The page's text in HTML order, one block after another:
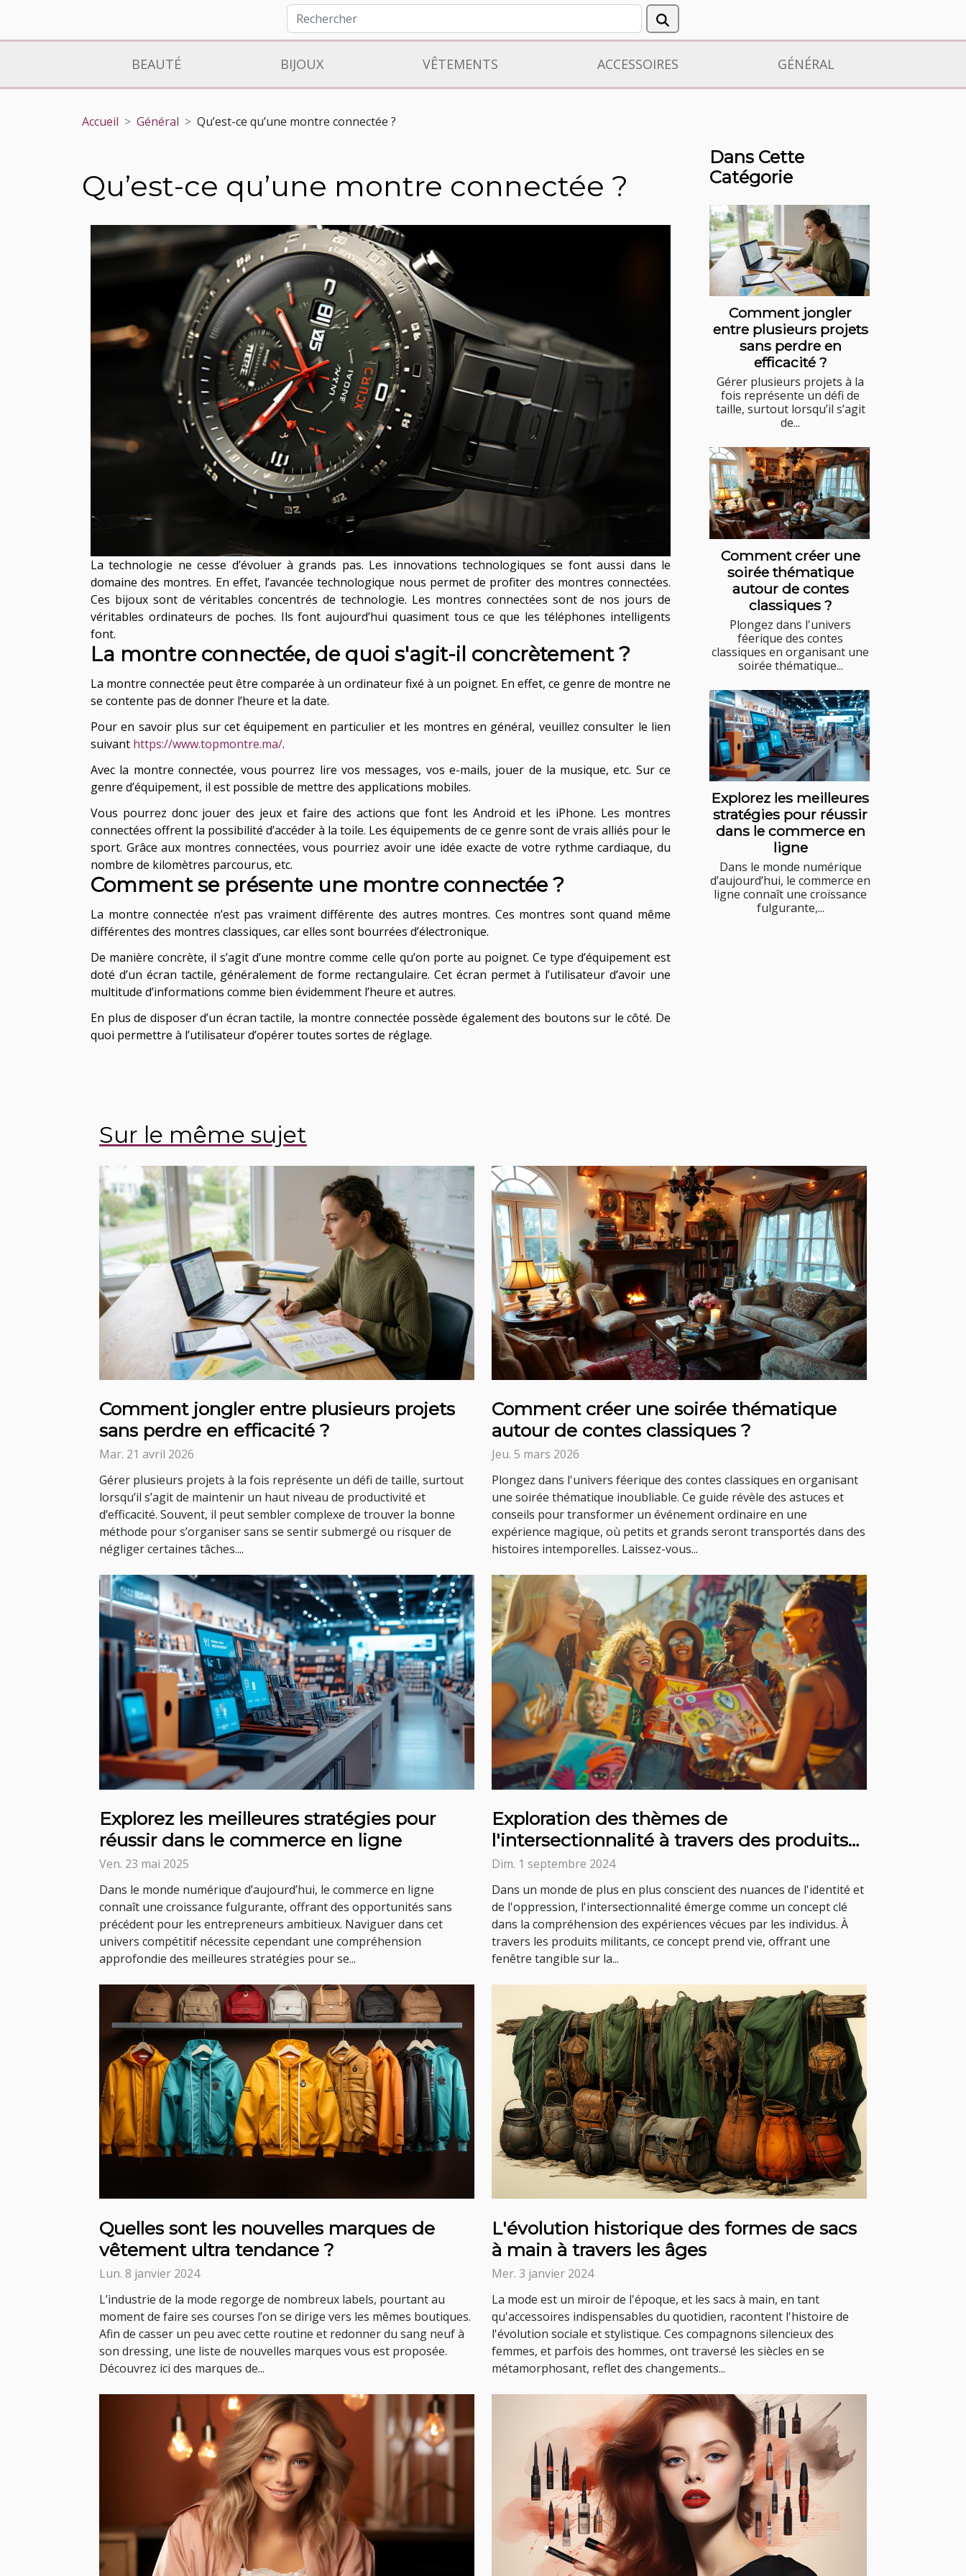
BEAUTÉ BIJOUX VÊTEMENTS ACCESSOIRES GÉNÉRAL
Accueil Général Qu’est-ce qu’une montre connectée ?
Qu’est-ce qu’une montre connectée ?
La technologie ne cesse d’évoluer à grands pas. Les innovations technologiques se font aussi dans le
domaine des montres. En effet, l’avancée technologique nous permet de profiter des montres connectées.
Ces bijoux sont de véritables concentrés de technologie. Les montres connectées sont de nos jours de
véritables ordinateurs de poches. Ils font aujourd’hui quasiment tous ce que les téléphones intelligents
font.
La montre connectée, de quoi s'agit-il concrètement ?
La montre connectée peut être comparée à un ordinateur fixé à un poignet. En effet, ce genre de montre ne
se contente pas de donner l’heure et la date.
Pour en savoir plus sur cet équipement en particulier et les montres en général, veuillez consulter le lien
suivant https://www.topmontre.ma/.
Avec la montre connectée, vous pourrez lire vos messages, vos e-mails, jouer de la musique, etc. Sur ce
genre d’équipement, il est possible de mettre des applications mobiles.
Vous pourrez donc jouer des jeux et faire des actions que font les Android et les iPhone. Les montres
connectées offrent la possibilité d’accéder à la toile. Les équipements de ce genre sont de vrais alliés pour le
sport. Grâce aux montres connectées, vous pourriez avoir une idée exacte de votre rythme cardiaque, du
nombre de kilomètres parcourus, etc.
Comment se présente une montre connectée ?
La montre connectée n’est pas vraiment différente des autres montres. Ces montres sont quand même
différentes des montres classiques, car elles sont bourrées d’électronique.
De manière concrète, il s’agit d’une montre comme celle qu’on porte au poignet. Ce type d’équipement est
doté d’un écran tactile, généralement de forme rectangulaire. Cet écran permet à l’utilisateur d’avoir une
multitude d’informations comme bien évidemment l’heure et autres.
En plus de disposer d’un écran tactile, la montre connectée possède également des boutons sur le côté. De
quoi permettre à l’utilisateur d’opérer toutes sortes de réglage.
Dans Cette
Catégorie
Comment jongler
entre plusieurs projets
sans perdre en
efficacité ?
Gérer plusieurs projets à la
fois représente un défi de
taille, surtout lorsqu’il s’agit
de...
Comment créer une
soirée thématique
autour de contes
classiques ?
Plongez dans l'univers
féerique des contes
classiques en organisant une
soirée thématique...
Explorez les meilleures
stratégies pour réussir
dans le commerce en
ligne
Dans le monde numérique
d’aujourd’hui, le commerce en
ligne connaît une croissance
fulgurante,...
Sur le même sujet
Comment jongler entre plusieurs projets
sans perdre en efficacité ?
Mar. 21 avril 2026
Gérer plusieurs projets à la fois représente un défi de taille, surtout
lorsqu’il s’agit de maintenir un haut niveau de productivité et
d’efficacité. Souvent, il peut sembler complexe de trouver la bonne
méthode pour s’organiser sans se sentir submergé ou risquer de
négliger certaines tâches....
Comment créer une soirée thématique
autour de contes classiques ?
Jeu. 5 mars 2026
Plongez dans l'univers féerique des contes classiques en organisant
une soirée thématique inoubliable. Ce guide révèle des astuces et
conseils pour transformer un événement ordinaire en une
expérience magique, où petits et grands seront transportés dans des
histoires intemporelles. Laissez-vous...
Explorez les meilleures stratégies pour
réussir dans le commerce en ligne
Ven. 23 mai 2025
Dans le monde numérique d’aujourd’hui, le commerce en ligne
connaît une croissance fulgurante, offrant des opportunités sans
précédent pour les entrepreneurs ambitieux. Naviguer dans cet
univers compétitif nécessite cependant une compréhension
approfondie des meilleures stratégies pour se...
Exploration des thèmes de
l'intersectionnalité à travers des produits
militants
Dim. 1 septembre 2024
Dans un monde de plus en plus conscient des nuances de l'identité et
de l'oppression, l'intersectionnalité émerge comme un concept clé
dans la compréhension des expériences vécues par les individus. À
travers les produits militants, ce concept prend vie, offrant une
fenêtre tangible sur la...
Quelles sont les nouvelles marques de
vêtement ultra tendance ?
Lun. 8 janvier 2024
L’industrie de la mode regorge de nombreux labels, pourtant au
moment de faire ses courses l’on se dirige vers les mêmes boutiques.
Afin de casser un peu avec cette routine et redonner du sang neuf à
son dressing, une liste de nouvelles marques vous est proposée.
Découvrez ici des marques de...
L'évolution historique des formes de sacs
à main à travers les âges
Mer. 3 janvier 2024
La mode est un miroir de l'époque, et les sacs à main, en tant
qu'accessoires indispensables du quotidien, racontent l'histoire de
l'évolution sociale et stylistique. Ces compagnons silencieux des
femmes, et parfois des hommes, ont traversé les siècles en se
métamorphosant, reflet des changements...